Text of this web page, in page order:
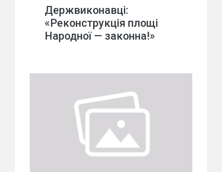
Держвиконавці:
«Реконструкція площі
Народної — законна!»